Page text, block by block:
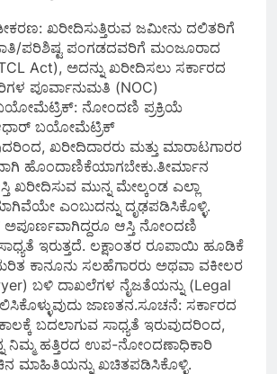
ಖರೀದಿಸುತ್ತಿರುವ ಜಮೀನು ದಲಿತರಿಗೆ
ಪರಿಶಿಷ್ಟ ಪಂಗಡದವರಿಗೆ ಮಂಜೂರಾದ
Act), ಅದನ್ನು ಖರೀದಿಸಲು ಸರ್ಕಾರದ
ಪೂರ್ವಾನುಮತಿ (NOC)
ನೋಂದಣಿ ಪ್ರಕ್ರಿಯೆ
ಬಯೋಮೆಟ್ರಿಕ್
ಖರೀದಿದಾರರು ಮತ್ತು ಮಾರಾಟಗಾರರ
ಹೊಂದಾಣಿಕೆಯಾಗಬೇಕು.ತೀರ್ಮಾನ
ಖರೀದಿಸುವ ಮುನ್ನ ಮೇಲ್ಕಂಡ ಎಲ್ಲಾ
ಎಂಬುದನ್ನು ದೃಢಪಡಿಸಿಕೊಳ್ಳಿ.
ಆಸ್ತಿ ನೋಂದಣಿ
ಇರುತ್ತದೆ. ಲಕ್ಷಾಂತರ ರೂಪಾಯಿ ಹೂಡಿಕೆ
ಕಾನೂನು ಸಲಹೆಗಾರರು ಅಥವಾ ವಕೀಲರ
ಬಳಿ ದಾಖಲೆಗಳ ನೈಜತೆಯನ್ನು (Legal
ಜಾಣತನ.ಸೂಚನೆ: ಸರ್ಕಾರದ
ಬದಲಾಗುವ ಸಾಧ್ಯತೆ ಇರುವುದರಿಂದ,
ನಿಮ್ಮ ಹತ್ತಿರದ ಉಪ-ನೋಂದಣಾಧಿಕಾರಿ
ಮಾಹಿತಿಯನ್ನು ಖಚಿತಪಡಿಸಿಕೊಳ್ಳಿ.